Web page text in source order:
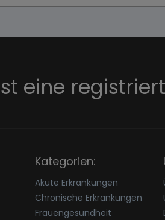
eine
Kategorien:
Akute Erkrankungen
Chronische Erkrankungen
Frauengesundheit